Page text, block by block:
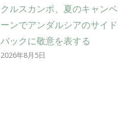
クルスカンポ、夏のキャンペ
ーンでアンダルシアのサイド
バックに敬意を表する
2026年8月5日